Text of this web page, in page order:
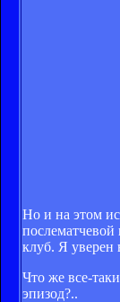
Но и на этом
клуб. Я уверен
Что же все-
эпизод?..